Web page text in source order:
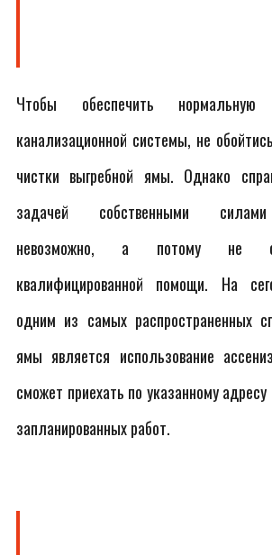
Чтобы обеспечить
канализационной системы, не
чистки выгребной ямы. Однако
задачей собственными
невозможно, а потому не
квалифицированной помощи. На
одним из самых распространенных
ямы является использование
сможет приехать по указанному
запланированных работ.